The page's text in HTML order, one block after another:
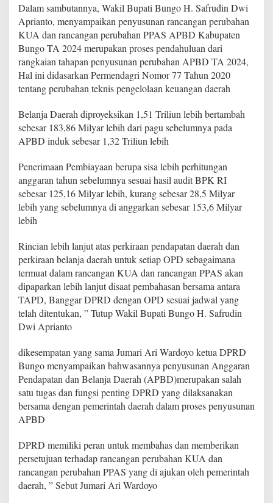
p
i
n
l
a
n
g
s
u
g
R
a
t
P
a
r
r
n
a
B
a
h
a
r
u
b
a
h
a
U
A
D
a
n
Dalam sambutannya, Wakil Bupati Bungo H. Safrudin Dwi
Aprianto, menyampaikan penyusunan rancangan perubahan
KUA dan rancangan perubahan PPAS APBD Kabupaten
Bungo TA 2024 merupakan proses pendahuluan dari
rangkaian tahapan penyusunan perubahan APBD TA 2024,
Hal ini didasarkan Permendagri Nomor 77 Tahun 2020
tentang perubahan teknis pengelolaan keuangan daerah
Belanja Daerah diproyeksikan 1,51 Triliun lebih bertambah
sebesar 183,86 Milyar lebih dari pagu sebelumnya pada
APBD induk sebesar 1,32 Triliun lebih
Penerimaan Pembiayaan berupa sisa lebih perhitungan
anggaran tahun sebelumnya sesuai hasil audit BPK RI
sebesar 125,16 Milyar lebih, kurang sebesar 28,5 Milyar
lebih yang sebelumnya di anggarkan sebesar 153,6 Milyar
lebih
Rincian lebih lanjut atas perkiraan pendapatan daerah dan
perkiraan belanja daerah untuk setiap OPD sebagaimana
termuat dalam rancangan KUA dan rancangan PPAS akan
dipaparkan lebih lanjut disaat pembahasan bersama antara
TAPD, Banggar DPRD dengan OPD sesuai jadwal yang
telah ditentukan, ” Tutup Wakil Bupati Bungo H. Safrudin
Dwi Aprianto
dikesempatan yang sama Jumari Ari Wardoyo ketua DPRD
Bungo menyampaikan bahwasannya penyusunan Anggaran
Pendapatan dan Belanja Daerah (APBD)merupakan salah
satu tugas dan fungsi penting DPRD yang dilaksanakan
bersama dengan pemerintah daerah dalam proses penyusunan
APBD
DPRD memiliki peran untuk membahas dan memberikan
persetujuan terhadap rancangan perubahan KUA dan
rancangan perubahan PPAS yang di ajukan oleh pemerintah
daerah, ” Sebut Jumari Ari Wardoyo